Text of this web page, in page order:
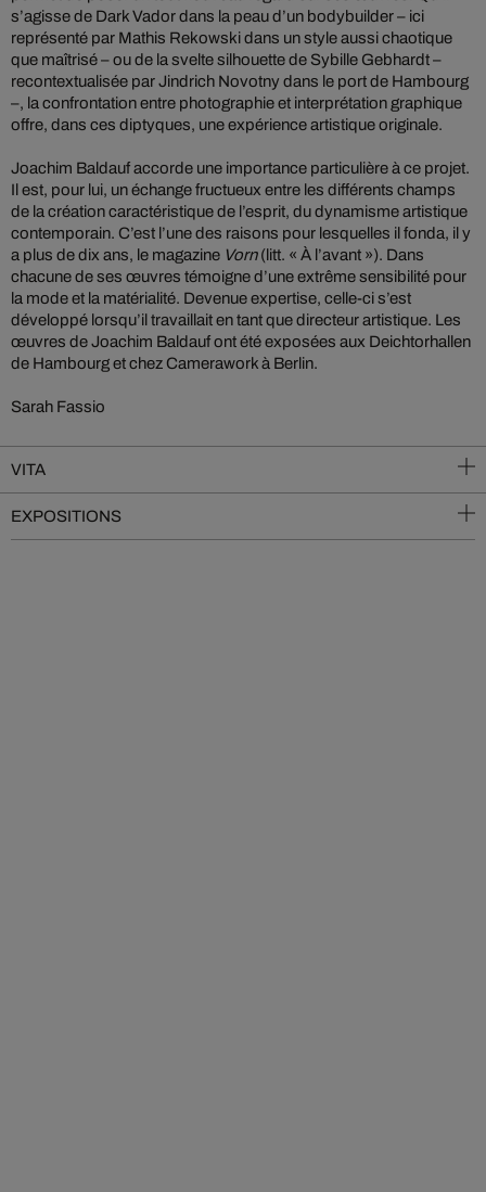
s’agisse de Dark Vador dans la peau d’un bodybuilder – ici
représenté par Mathis Rekowski dans un style aussi chaotique
que maîtrisé – ou de la svelte silhouette de Sybille Gebhardt –
recontextualisée par Jindrich Novotny dans le port de Hambourg
–, la confrontation entre photographie et interprétation graphique
offre, dans ces diptyques, une expérience artistique originale.
Joachim Baldauf accorde une importance particulière à ce projet.
Il est, pour lui, un échange fructueux entre les différents champs
de la création caractéristique de l’esprit, du dynamisme artistique
contemporain. C’est l’une des raisons pour lesquelles il fonda, il y
a plus de dix ans, le magazine Vorn(litt. « À l’avant »). Dans
chacune de ses œuvres témoigne d’une extrême sensibilité pour
la mode et la matérialité. Devenue expertise, celle-ci s’est
développé lorsqu’il travaillait en tant que directeur artistique. Les
œuvres de Joachim Baldauf ont été exposées aux Deichtorhallen
de Hambourg et chez Camerawork à Berlin.
Sarah Fassio
VITA
EXPOSITIONS